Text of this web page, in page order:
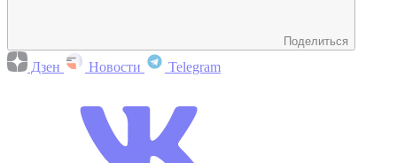
Поделиться
Дзен Новости Telegram